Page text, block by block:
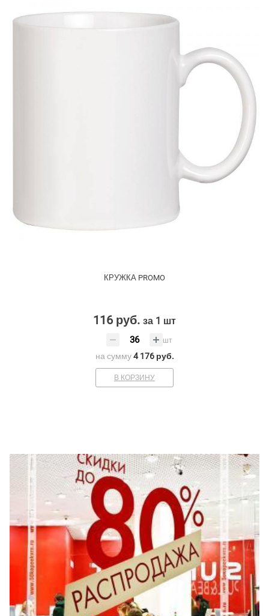
КРУЖКА PROMO
116 руб. за 1 шт
шт
на сумму4 176 руб.
В КОРЗИНУ